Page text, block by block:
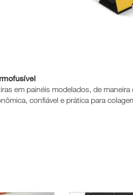
em painéis modelados, de maneira
confiável e prática para